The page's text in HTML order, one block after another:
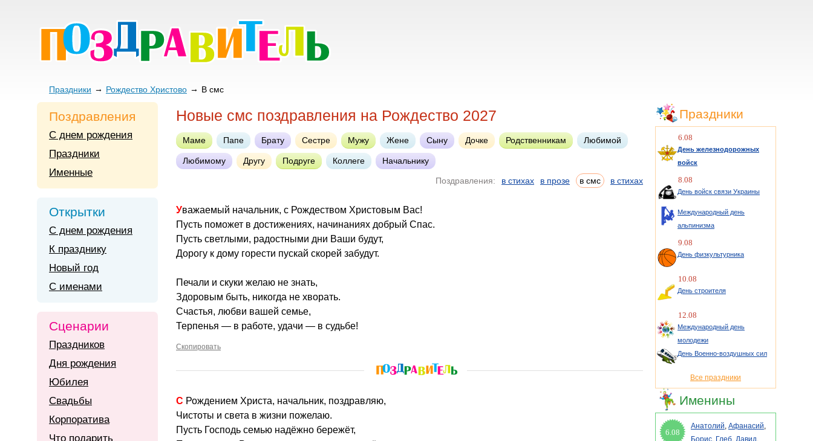
Праздники Рождество Христово В смс
Новые смс поздравления на Рождество 2027
Маме Папе Брату Сестре Мужу Жене Сыну Дочке Родственникам Любимой
Любимому Другу Подруге Коллеге Начальнику
Поздравления: в стихах в прозе в смс в стихах
Уважаемый начальник, с Рождеством Христовым Вас!
Пусть поможет в достижениях, начинаниях добрый Спас.
Пусть светлыми, радостными дни Ваши будут,
Дорогу к дому горести пускай скорей забудут.
Печали и скуки желаю не знать,
Здоровым быть, никогда не хворать.
Счастья, любви вашей семье,
Терпенья — в работе, удачи — в судьбе!
Скопировать
С Рождением Христа, начальник, поздравляю,
Чистоты и света в жизни пожелаю.
Пусть Господь семью надёжно бережёт,
Поздравления
С днем рождения
Праздники
Именные
Открытки
С днем рождения
К празднику
Новый год
С именами
Сценарии
Праздников
Дня рождения
Юбилея
Свадьбы
Корпоратива
Что подарить
Праздники
6.08
День железнодорожных
войск
8.08
День войск связи Украины
Международный день
альпинизма
9.08
День физкультурника
10.08
День строителя
12.08
Международный день
молодежи
День Военно-воздушных сил
Все праздники
Именины
6.08
Анатолий, Афанасий,
Борис, Глеб, Давид,